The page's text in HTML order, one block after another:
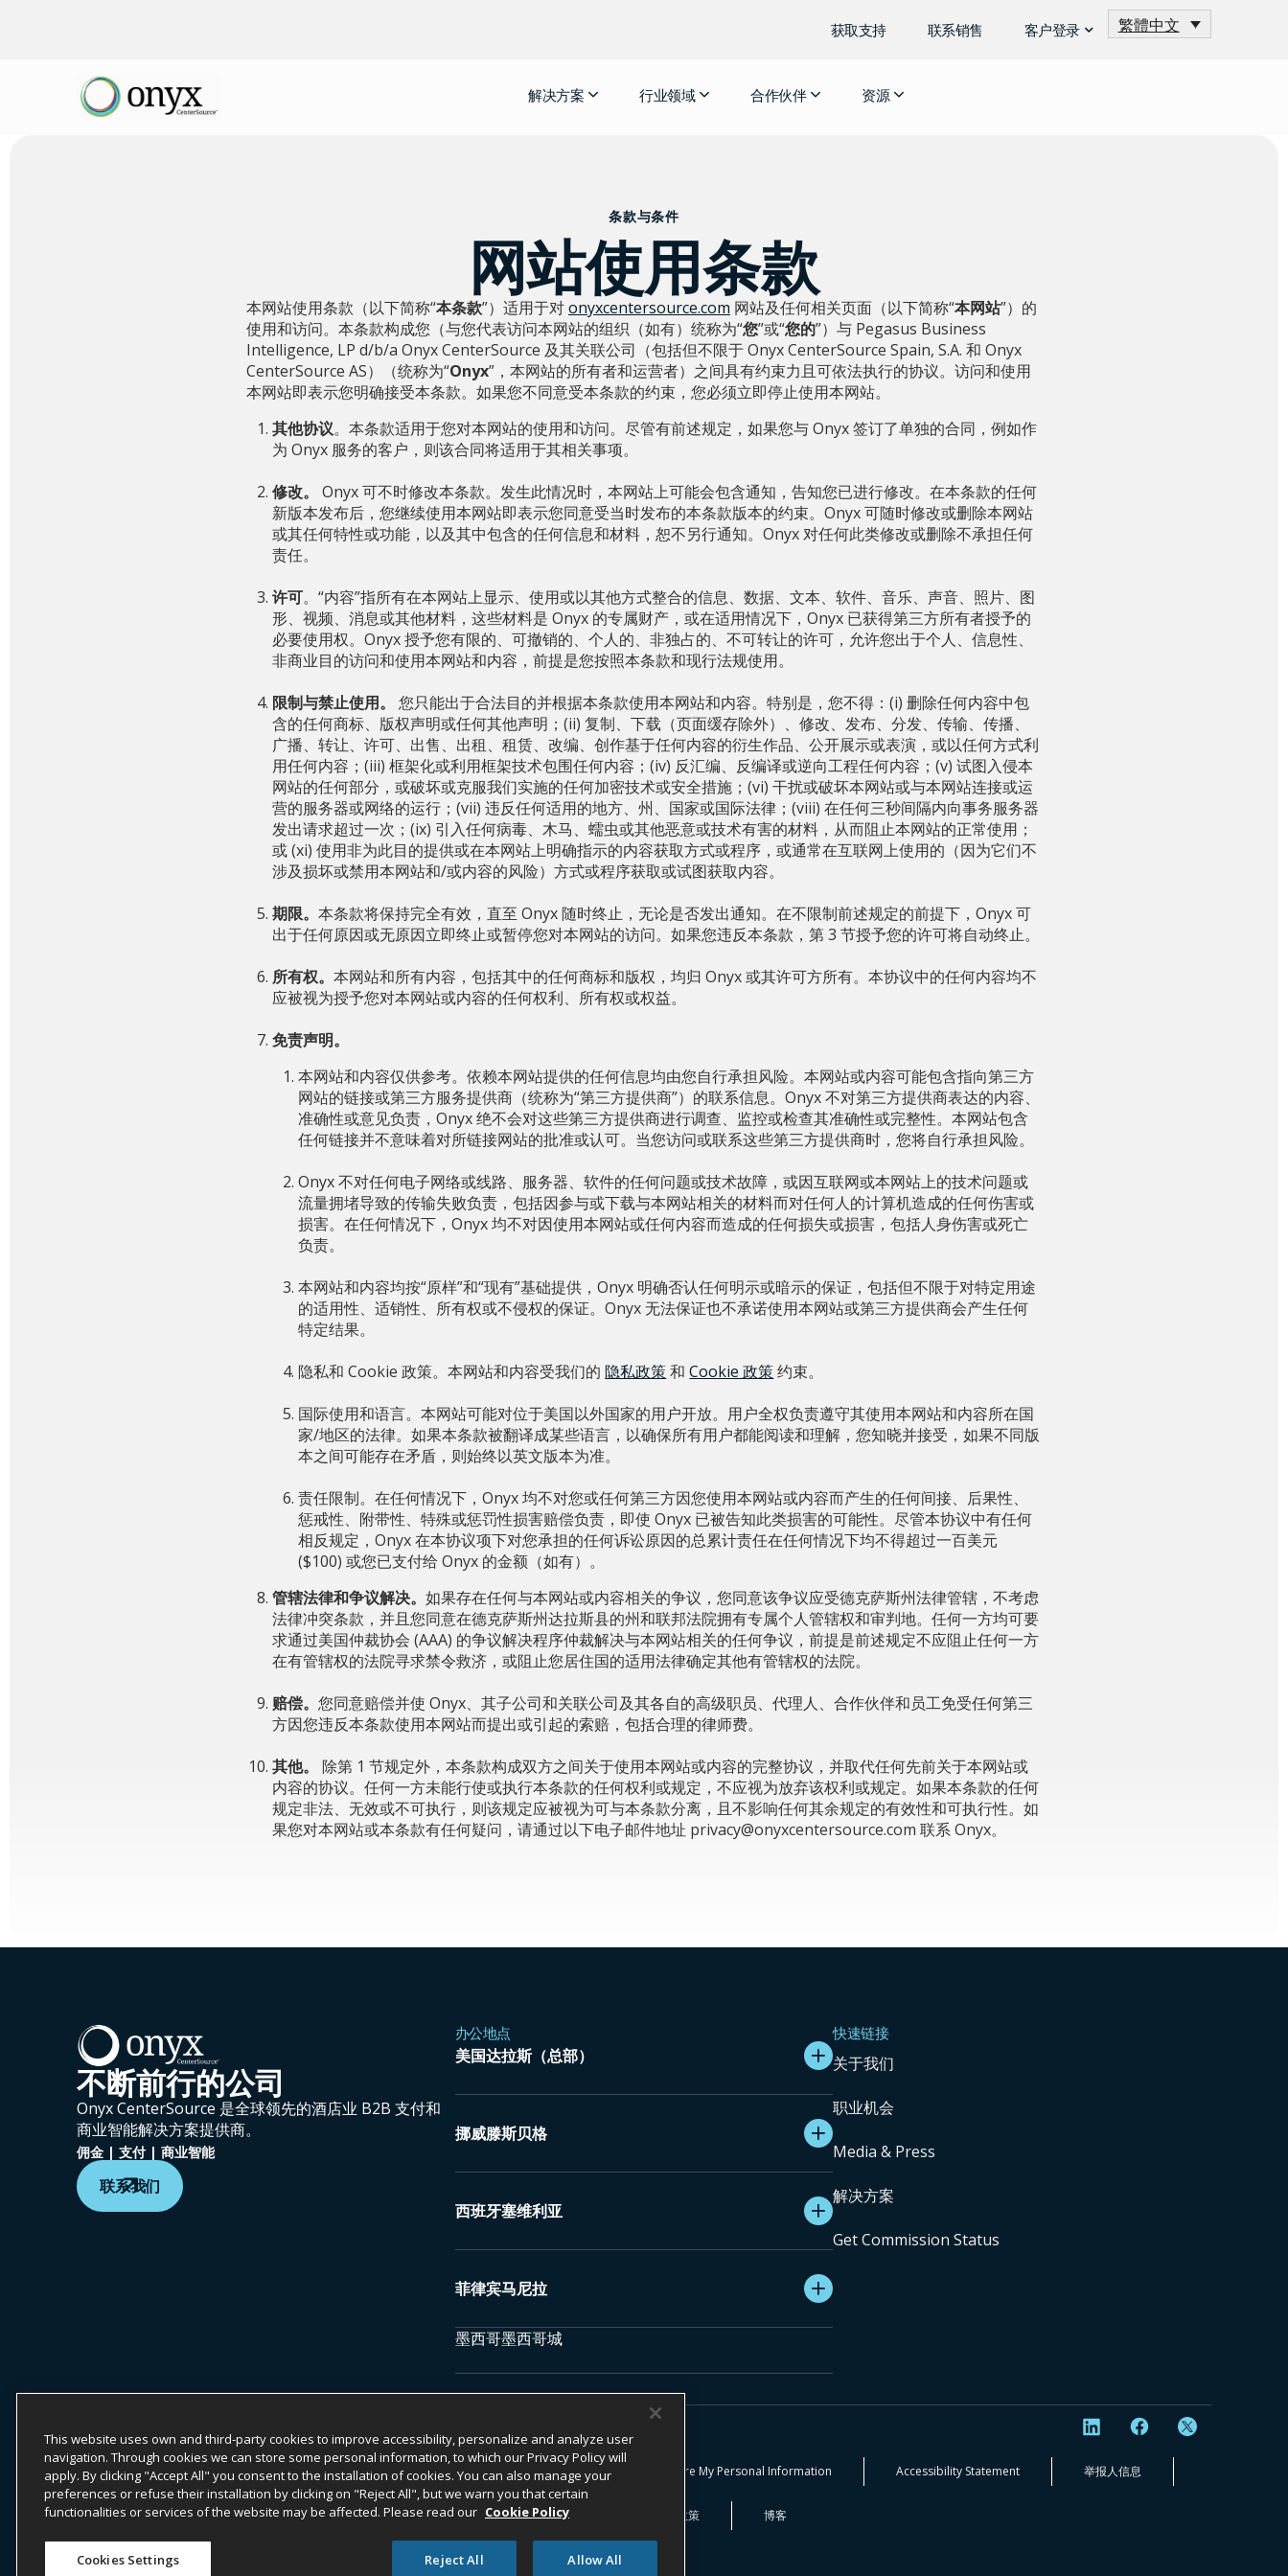
获取支持 联系销售 客户登录 繁體中文
解决方案 行业领域 合作伙伴 资源
条款与条件
网站使用条款
本网站使用条款（以下简称“本条款”）适用于对onyxcentersource.com 网站及任何相关页面（以下简称“本网站”）的
使用和访问。本条款构成您（与您代表访问本网站的组织（如有）统称为“您”或“您的”）与 Pegasus Business
Intelligence, LP d/b/a Onyx CenterSource 及其关联公司（包括但不限于 Onyx CenterSource Spain, S.A. 和 Onyx
CenterSource AS）（统称为“Onyx”，本网站的所有者和运营者）之间具有约束力且可依法执行的协议。访问和使用
本网站即表示您明确接受本条款。如果您不同意受本条款的约束，您必须立即停止使用本网站。
其他协议。本条款适用于您对本网站的使用和访问。尽管有前述规定，如果您与 Onyx 签订了单独的合同，例如作
为 Onyx 服务的客户，则该合同将适用于其相关事项。
修改。
Onyx 可不时修改本条款。发生此情况时，本网站上可能会包含通知，告知您已进行修改。在本条款的任何
新版本发布后，您继续使用本网站即表示您同意受当时发布的本条款版本的约束。Onyx 可随时修改或删除本网站
或其任何特性或功能，以及其中包含的任何信息和材料，恕不另行通知。Onyx 对任何此类修改或删除不承担任何
责任。
许可。“内容”指所有在本网站上显示、使用或以其他方式整合的信息、数据、文本、软件、音乐、声音、照片、图
形、视频、消息或其他材料，这些材料是 Onyx 的专属财产，或在适用情况下，Onyx 已获得第三方所有者授予的
必要使用权。Onyx 授予您有限的、可撤销的、个人的、非独占的、不可转让的许可，允许您出于个人、信息性、
非商业目的访问和使用本网站和内容，前提是您按照本条款和现行法规使用。
限制与禁止使用。
您只能出于合法目的并根据本条款使用本网站和内容。特别是，您不得：(i) 删除任何内容中包
含的任何商标、版权声明或任何其他声明；(ii) 复制、下载（页面缓存除外）、修改、发布、分发、传输、传播、
广播、转让、许可、出售、出租、租赁、改编、创作基于任何内容的衍生作品、公开展示或表演，或以任何方式利
用任何内容；(iii) 框架化或利用框架技术包围任何内容；(iv) 反汇编、反编译或逆向工程任何内容；(v) 试图入侵本
网站的任何部分，或破坏或克服我们实施的任何加密技术或安全措施；(vi) 干扰或破坏本网站或与本网站连接或运
营的服务器或网络的运行；(vii) 违反任何适用的地方、州、国家或国际法律；(viii) 在任何三秒间隔内向事务服务器
发出请求超过一次；(ix) 引入任何病毒、木马、蠕虫或其他恶意或技术有害的材料，从而阻止本网站的正常使用；
或 (xi) 使用非为此目的提供或在本网站上明确指示的内容获取方式或程序，或通常在互联网上使用的（因为它们不
涉及损坏或禁用本网站和/或内容的风险）方式或程序获取或试图获取内容。
期限。本条款将保持完全有效，直至 Onyx 随时终止，无论是否发出通知。在不限制前述规定的前提下，Onyx 可
出于任何原因或无原因立即终止或暂停您对本网站的访问。如果您违反本条款，第 3 节授予您的许可将自动终止。
所有权。本网站和所有内容，包括其中的任何商标和版权，均归 Onyx 或其许可方所有。本协议中的任何内容均不
应被视为授予您对本网站或内容的任何权利、所有权或权益。
免责声明。
本网站和内容仅供参考。依赖本网站提供的任何信息均由您自行承担风险。本网站或内容可能包含指向第三方
网站的链接或第三方服务提供商（统称为“第三方提供商”）的联系信息。Onyx 不对第三方提供商表达的内容、
准确性或意见负责，Onyx 绝不会对这些第三方提供商进行调查、监控或检查其准确性或完整性。本网站包含
任何链接并不意味着对所链接网站的批准或认可。当您访问或联系这些第三方提供商时，您将自行承担风险。
Onyx 不对任何电子网络或线路、服务器、软件的任何问题或技术故障，或因互联网或本网站上的技术问题或
流量拥堵导致的传输失败负责，包括因参与或下载与本网站相关的材料而对任何人的计算机造成的任何伤害或
损害。在任何情况下，Onyx 均不对因使用本网站或任何内容而造成的任何损失或损害，包括人身伤害或死亡
负责。
本网站和内容均按“原样”和“现有”基础提供，Onyx 明确否认任何明示或暗示的保证，包括但不限于对特定用途
的适用性、适销性、所有权或不侵权的保证。Onyx 无法保证也不承诺使用本网站或第三方提供商会产生任何
特定结果。
隐私和 Cookie 政策。本网站和内容受我们的隐私政策和Cookie 政策约束。
国际使用和语言。本网站可能对位于美国以外国家的用户开放。用户全权负责遵守其使用本网站和内容所在国
家/地区的法律。如果本条款被翻译成某些语言，以确保所有用户都能阅读和理解，您知晓并接受，如果不同版
本之间可能存在矛盾，则始终以英文版本为准。
责任限制。在任何情况下，Onyx 均不对您或任何第三方因您使用本网站或内容而产生的任何间接、后果性、
惩戒性、附带性、特殊或惩罚性损害赔偿负责，即使 Onyx 已被告知此类损害的可能性。尽管本协议中有任何
相反规定，Onyx 在本协议项下对您承担的任何诉讼原因的总累计责任在任何情况下均不得超过一百美元
($100) 或您已支付给 Onyx 的金额（如有）。
管辖法律和争议解决。如果存在任何与本网站或内容相关的争议，您同意该争议应受德克萨斯州法律管辖，不考虑
法律冲突条款，并且您同意在德克萨斯州达拉斯县的州和联邦法院拥有专属个人管辖权和审判地。任何一方均可要
求通过美国仲裁协会 (AAA) 的争议解决程序仲裁解决与本网站相关的任何争议，前提是前述规定不应阻止任何一方
在有管辖权的法院寻求禁令救济，或阻止您居住国的适用法律确定其他有管辖权的法院。
赔偿。您同意赔偿并使 Onyx、其子公司和关联公司及其各自的高级职员、代理人、合作伙伴和员工免受任何第三
方因您违反本条款使用本网站而提出或引起的索赔，包括合理的律师费。
其他。
除第 1 节规定外，本条款构成双方之间关于使用本网站或内容的完整协议，并取代任何先前关于本网站或
内容的协议。任何一方未能行使或执行本条款的任何权利或规定，不应视为放弃该权利或规定。如果本条款的任何
规定非法、无效或不可执行，则该规定应被视为可与本条款分离，且不影响任何其余规定的有效性和可执行性。如
果您对本网站或本条款有任何疑问，请通过以下电子邮件地址 privacy@onyxcentersource.com 联系 Onyx。
不断前行的公司
Onyx CenterSource 是全球领先的酒店业 B2B 支付和
商业智能解决方案提供商。
佣金 | 支付 | 商业智能
联系我们
办公地点
美国达拉斯（总部）
挪威滕斯贝格
西班牙塞维利亚
菲律宾马尼拉
墨西哥墨西哥城
快速链接
关于我们
职业机会
Media & Press
解决方案
Get Commission Status
Onyx CenterSource 并非银行机构。所有支付服务均由与 Onyx CenterSource 合作的持牌金融机构提供并处理。
ESG 承诺 隐私政策 法律声明 条款与条件 Do Not Sell or Share My Personal Information Accessibility Statement 举报人信息
透明度法案 Cookie 政策 博客
This website uses own and third-party cookies to improve accessibility, personalize and analyze user
navigation. Through cookies we can store some personal information, to which our Privacy Policy will
apply. By clicking "Accept All" you consent to the installation of cookies. You can also manage your
preferences or refuse their installation by clicking on "Reject All", but we warn you that certain
functionalities or services of the website may be affected. Please read our Cookie Policy
Cookies Settings Reject All Allow All